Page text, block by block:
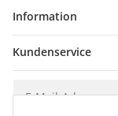
Information
Kundenservice